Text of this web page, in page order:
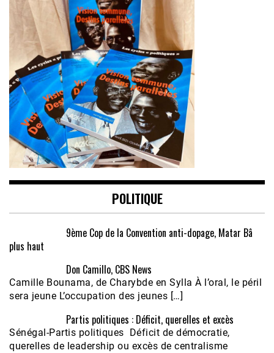
POLITIQUE
9ème Cop de la Convention anti-dopage, Matar Bâ
plus haut
Don Camillo, CBS News
Camille Bounama, de Charybde en Sylla À l’oral, le péril
sera jeune L’occupation des jeunes […]
Partis politiques : Déficit, querelles et excès
Sénégal-Partis politiques Déficit de démocratie,
querelles de leadership ou excès de centralisme